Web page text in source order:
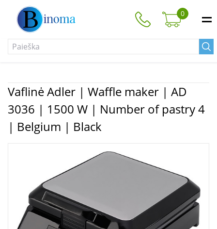
0
Vaflinė Adler | Waffle maker | AD
3036 | 1500 W | Number of pastry 4
| Belgium | Black